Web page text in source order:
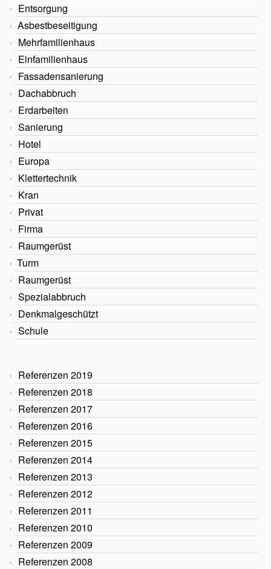
Entsorgung
Asbestbeseitigung
Mehrfamilienhaus
Einfamilienhaus
Fassadensanierung
Dachabbruch
Erdarbeiten
Sanierung
Hotel
Europa
Klettertechnik
Kran
Privat
Firma
Raumgerüst
Turm
Raumgerüst
Spezialabbruch
Denkmalgeschützt
Schule
Referenzen 2019
Referenzen 2018
Referenzen 2017
Referenzen 2016
Referenzen 2015
Referenzen 2014
Referenzen 2013
Referenzen 2012
Referenzen 2011
Referenzen 2010
Referenzen 2009
Referenzen 2008